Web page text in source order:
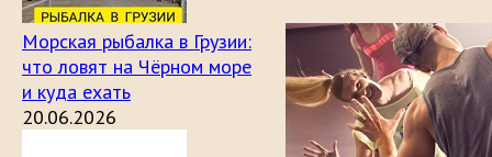
Морская рыбалка в Грузии:
что ловят на Чёрном море
и куда ехать
20.06.2026